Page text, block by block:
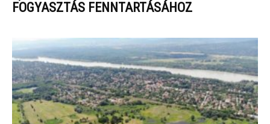
FOGYASZTÁS FENNTARTÁSÁHOZ